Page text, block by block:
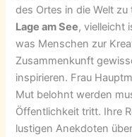
des Ortes in die Welt
Lage am See, vielleicht
was Menschen zur
Zusammenkunft
inspirieren. Frau
Mut belohnt werden
Öffentlichkeit tritt. Ihre
lustigen Anekdoten